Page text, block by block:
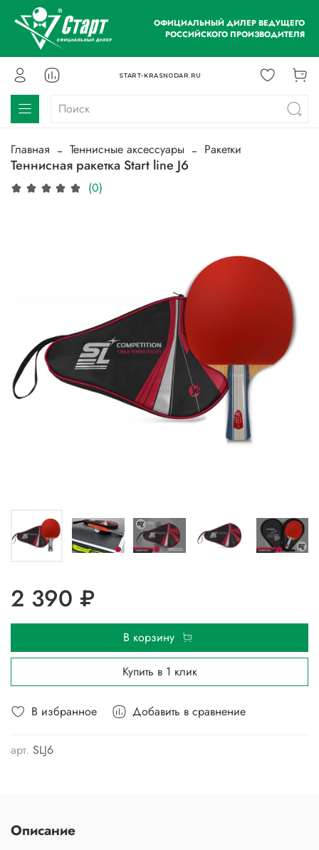
ОФИЦИАЛЬНЫЙ ДИЛЕР ВЕДУЩЕГО
РОССИЙСКОГО ПРОИЗВОДИТЕЛЯ
START-KRASNODAR.RU
Главная Теннисные аксессуары Ракетки
Теннисная ракетка Start line J6
(0)
В избранное Добавить в сравнение
арт. SLJ6
2 390 ₽
В корзину
Купить в 1 клик
Описание